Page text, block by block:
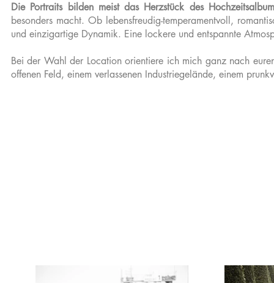
Die Portraits bilden meist das Herzstück des
besonders macht. Ob lebensfreudig-temperamentvoll,
und einzigartige Dynamik. Eine lockere und entspannte
Bei der Wahl der Location orientiere ich mich ganz nach
offenen Feld, einem verlassenen Industriegelände, einem